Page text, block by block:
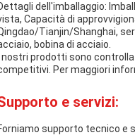
dell'imballaggio:
Capacità di
Tianjin/Shanghai,
bobina di acciaio.
nostri prodotti sono
Per maggiori
e servizi:
supporto tecnico e